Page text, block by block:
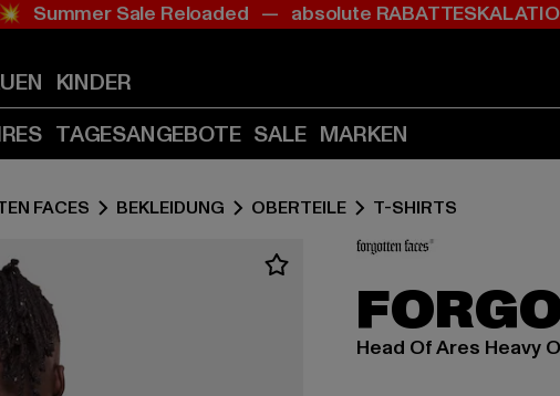
Zum
(Enter
drücken)
Zum
(Enter
drücken)
Summer Sale Reloaded — absolute
KINDER
TAGESANGEBOTE SALE MARKEN
FACES BEKLEIDUNG OBERTEILE T-SHIRTS
Head Of Ares Heavy